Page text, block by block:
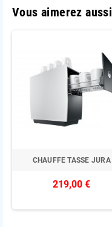
Vous aimerez aussi
CHAUFFE TASSE JURA
219,00 €